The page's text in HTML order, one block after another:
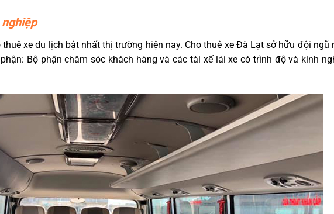
xe du lịch bật nhất thị trường hiện nay. Cho thuê xe Đà Lạt sở hữu đội ngũ
Bộ phận chăm sóc khách hàng và các tài xế lái xe có trình độ và kinh